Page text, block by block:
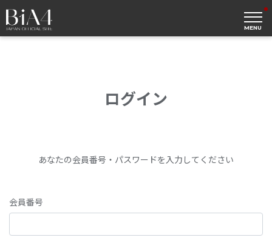
MENU
ログイン
あなたの会員番号・パスワードを入力してください
会員番号